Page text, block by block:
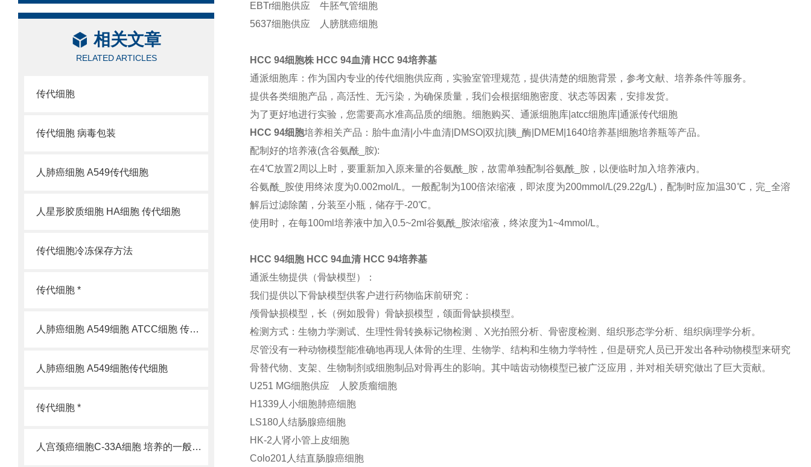
相关文章
RELATED ARTICLES
传代细胞
传代细胞 病毒包装
人肺癌细胞 A549传代细胞
人星形胶质细胞 HA细胞 传代细胞
传代细胞冷冻保存方法
传代细胞 *
人肺癌细胞 A549细胞 ATCC细胞 传代细胞
人肺癌细胞 A549细胞传代细胞
传代细胞 *
人宫颈癌细胞C-33A细胞 培养的一般过程
EBTr细胞供应 牛胚气管细胞
5637细胞供应 人膀胱癌细胞
HCC 94细胞株 HCC 94血清 HCC 94培养基
通派细胞库：作为国内专业的传代细胞供应商，实验室管理规范，提供清楚的细胞背景，参考文献、培养条件等服务。
提供各类细胞产品，高活性、无污染，为确保质量，我们会根据细胞密度、状态等因素，安排发货。
为了更好地进行实验，您需要高水准高品质的细胞。细胞购买、通派细胞库|atcc细胞库|通派传代细胞
HCC 94细胞培养相关产品：胎牛血清|小牛血清|DMSO|双抗|胰_酶|DMEM|1640培养基|细胞培养瓶等产品。
配制好的培养液(含谷氨酰_胺):
在4℃放置2周以上时，要重新加入原来量的谷氨酰_胺，故需单独配制谷氨酰_胺，以便临时加入培养液内。
谷氨酰_胺使用终浓度为0.002mol/L。一般配制为100倍浓缩液，即浓度为200mmol/L(29.22g/L)，配制时应加温30℃，完_全溶
解后过滤除菌，分装至小瓶，储存于-20℃。
使用时，在每100ml培养液中加入0.5~2ml谷氨酰_胺浓缩液，终浓度为1~4mmol/L。
HCC 94细胞 HCC 94血清 HCC 94培养基
通派生物提供（骨缺模型）：
我们提供以下骨缺模型供客户进行药物临床前研究：
颅骨缺损模型，长（例如股骨）骨缺损模型，颌面骨缺损模型。
检测方式：生物力学测试、生理性骨转换标记物检测 、X光拍照分析、骨密度检测、组织形态学分析、组织病理学分析。
尽管没有一种动物模型能准确地再现人体骨的生理、生物学、结构和生物力学特性，但是研究人员已开发出各种动物模型来研究
骨替代物、支架、生物制剂或细胞制品对骨再生的影响。其中啮齿动物模型已被广泛应用，并对相关研究做出了巨大贡献。
U251 MG细胞供应 人胶质瘤细胞
H1339人小细胞肺癌细胞
LS180人结肠腺癌细胞
HK-2人肾小管上皮细胞
Colo201人结直肠腺癌细胞